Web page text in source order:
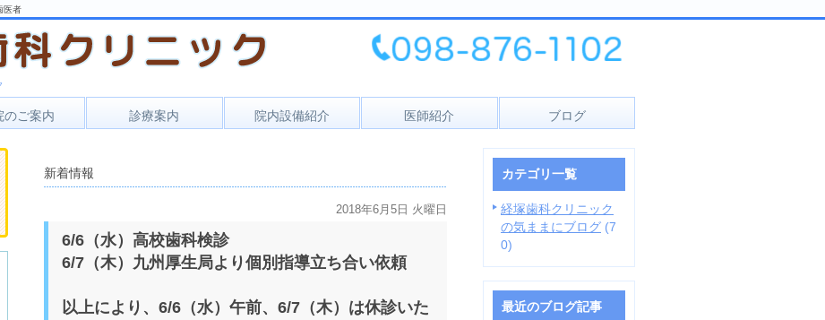
医者
のご案内
クセス
療時間
診療案内
口腔外科
院内設備紹介 医師紹介 ブログ
新着情報
2018年6月5日 火曜日
6/6（水）高校歯科検診
6/7（木）九州厚生局より個別指導立ち合い依頼
以上により、6/6（水）午前、6/7（木）は休診いた
カテゴリ一覧
経塚歯科クリニック
の気ままにブログ (7
0)
最近のブログ記事